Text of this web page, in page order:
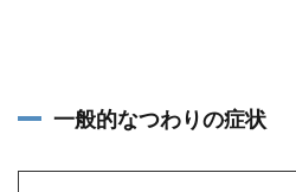
一般的なつわりの症状